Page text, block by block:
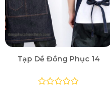
Tạp Dề Đồng Phục 14